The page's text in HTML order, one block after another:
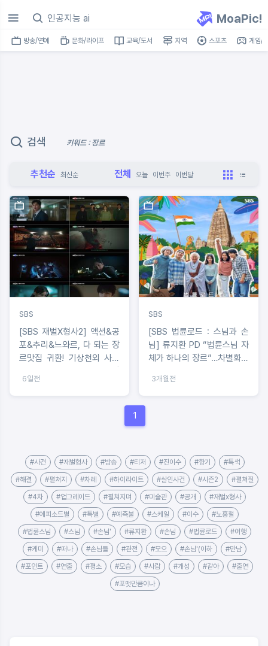
MoaPic!
방송/연예 문화/라이프 교육/도서 지역 스포츠 게임/
검색 키워드 : 장르
추천순 최신순 전체 오늘 이번주 이번달
SBS
[SBS 재벌X형사2] 액션&공
포&추리&느와르, 다 되는 장
르맛집 귀환! 기상천외 사건
공개!
6일전
SBS
[SBS 법륜로드 : 스님과 손
님] 류지환 PD “법륜스님 자
체가 하나의 장르”…차별화된
3개월전
1
#사건 #재벌형사 #방송 #티저 #진이수 #향기 #특색
#해결 #펼쳐지 #차례 #하이라이트 #살인사건 #시즌2 #펼쳐질
#4차 #업그레이드 #펼쳐지며 #미술관 #공개 #재벌x형사
#에피소드별 #특별 #예측불 #스케일 #이수 #노홍철
#법륜스님 #스님 #손님' #류지환 #손님 #법륜로드 #여행
#케미 #떠나 #손님들 #관전 #모으 #손님'(이하 #만남
#포인트 #연출 #평소 #모습 #사람 #개성 #같아 #출연
#포맷만큼이나